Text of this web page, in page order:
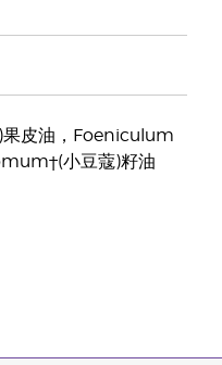
皮油，Foeniculum
小豆蔻)籽油